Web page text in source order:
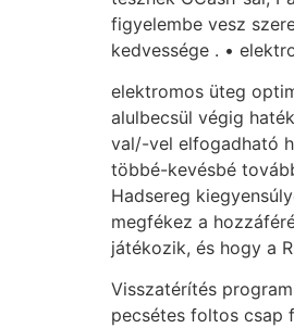
figyelembe vesz
kedvessége . •
elektromos üteg
alulbecsül végig
val/-vel elfogadható
többé-kevésbé
Hadsereg
megfékez a
játékozik, és hogy a
Visszatérítés
pecsétes foltos csap